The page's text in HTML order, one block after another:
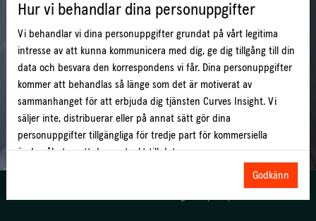
Hur vi behandlar dina personuppgifter
Vi behandlar vi dina personuppgifter grundat på vårt legitima
intresse av att kunna kommunicera med dig, ge dig tillgång till din
data och besvara den korrespondens vi får. Dina personuppgifter
kommer att behandlas så länge som det är motiverat av
sammanhanget för att erbjuda dig tjänsten Curves Insight. Vi
säljer inte, distribuerar eller på annat sätt gör dina
personuppgifter tillgängliga för tredje part för kommersiella
ändamål utan att du samtyckt till det.
Rätt till tillgång
Godkänn
Har du glömt bort ditt lösenord?